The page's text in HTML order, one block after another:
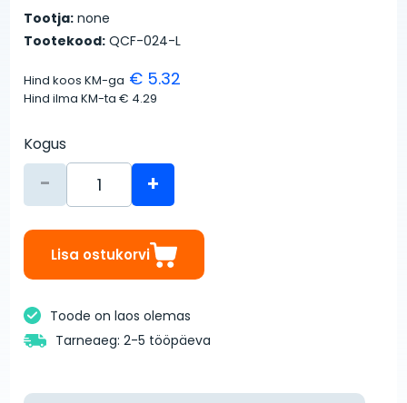
Tootja: none
Tootekood: QCF-024-L
Hind koos KM-ga € 5.32
Hind ilma KM-ta€ 4.29
Kogus
- +
Lisa ostukorvi
Toode on laos olemas
Tarneaeg: 2-5 tööpäeva